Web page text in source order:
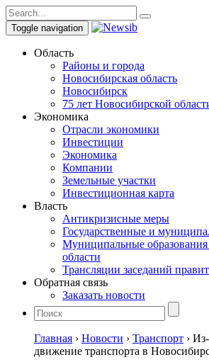
Toggle navigation
Область
Районы и города
Новосибирская область
Новосибирск
75 лет Новосибирской
Экономика
Отрасли экономики
Инвестиции
Экономика
Компании
Земельные участки
Инвестиционная карта
Власть
Антикризисные меры
Государственные и
Муниципальные
области
Трансляции заседаний
Обратная связь
Заказать новости
Главная › Новости › Транспорт ›
движение транспорта в